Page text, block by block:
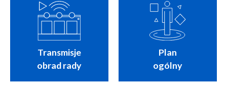
Transmisje
obrad rady
Plan
ogólny